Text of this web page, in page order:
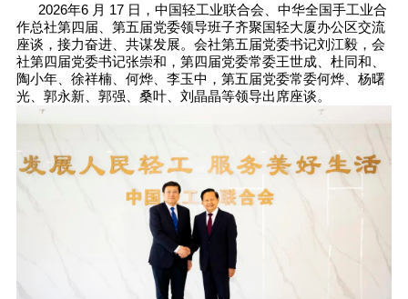
2026年6 月 17 日，中国轻工业联合会、中华全国手工业合
作总社第四届、第五届党委领导班子齐聚国轻大厦办公区交流
座谈，接力奋进、共谋发展。会社第五届党委书记刘江毅，会
社第四届党委书记张崇和，第四届党委常委王世成、杜同和、
陶小年、徐祥楠、何烨、李玉中，第五届党委常委何烨、杨曙
光、郭永新、郭强、桑叶、刘晶晶等领导出席座谈。